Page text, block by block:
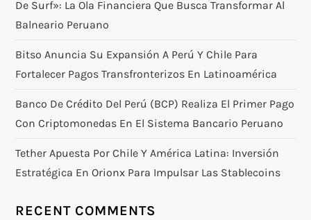
De Surf»: La Ola Financiera Que Busca Transformar Al
Balneario Peruano
Bitso Anuncia Su Expansión A Perú Y Chile Para
Fortalecer Pagos Transfronterizos En Latinoamérica
Banco De Crédito Del Perú (BCP) Realiza El Primer Pago
Con Criptomonedas En El Sistema Bancario Peruano
Tether Apuesta Por Chile Y América Latina: Inversión
Estratégica En Orionx Para Impulsar Las Stablecoins
RECENT COMMENTS